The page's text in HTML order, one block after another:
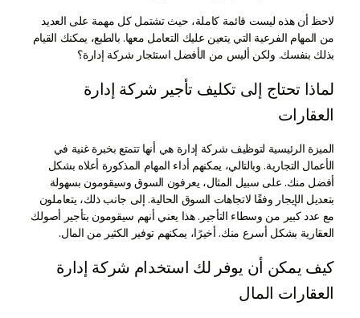
لاحظ أن هذه ليست قائمة كاملة، حيث تشتمل كل مهمة على العديد
من المهام الفرعية التي يتعين عليك التعامل معها. بالطبع، يمكنك القيام
بذلك بنفسك. ولكن أليس من الأفضل استئجار شركة إدارة؟
لماذا تحتاج إلى تكليف تأجير شركة إدارة
العقارات
الميزة الرئيسية لتوظيف شركة إدارة هي أنها تتمتع بخبرة غنية في
الأعمال التجارية. وبالتالي، يمكنهم أداء المهام المذكورة أعلاه بشكل
أفضل منك. على سبيل المثال، يعرفون السوق وسيقومون بسهولة
بتعديل الإيجار وفقًا لاتجاهات السوق الحالية. إلى جانب ذلك، يتعاملون
مع عدد كبير من وسطاء التأجير. هذا يعني أنهم سيقومون بتأجير أصولك
العقارية بشكل أسرع منك. أخيرًا، يمكنهم توفير الكثير من المال.
كيف يمكن أن يوفر لك استخدام شركة إدارة
العقارات المال